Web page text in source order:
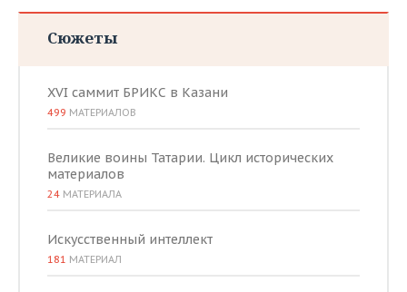
Сюжеты
XVI саммит БРИКС в Казани
499 МАТЕРИАЛОВ
Великие воины Татарии. Цикл исторических
материалов
24 МАТЕРИАЛА
Искусственный интеллект
181 МАТЕРИАЛ